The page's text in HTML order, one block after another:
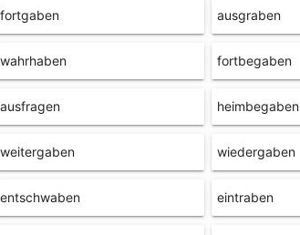
fortgaben ausgraben
wahrhaben fortbegaben
ausfragen heimbegaben
weitergaben wiedergaben
entschwaben eintraben